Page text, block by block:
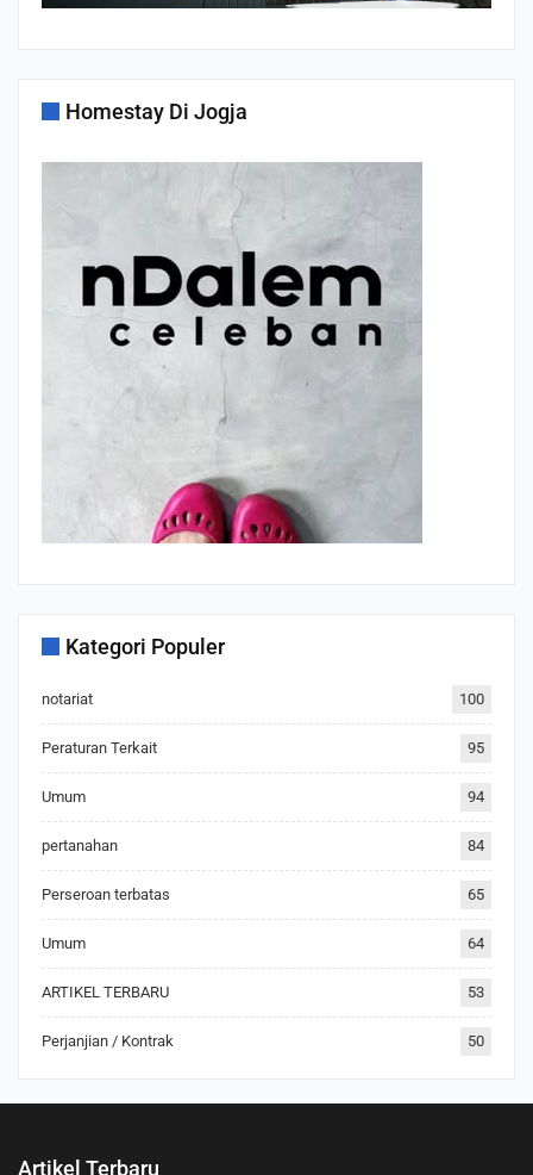
Homestay Di Jogja
Kategori Populer
notariat 100
Peraturan Terkait 95
Umum 94
pertanahan 84
Perseroan terbatas 65
Umum 64
ARTIKEL TERBARU 53
Perjanjian / Kontrak 50
Artikel Terbaru